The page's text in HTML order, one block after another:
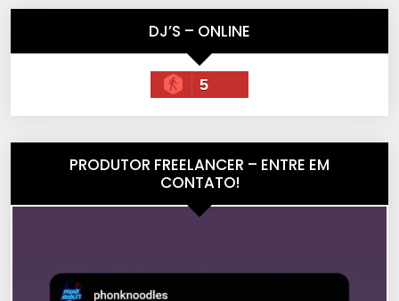
DJ’S – ONLINE
5
PRODUTOR FREELANCER – ENTRE EM
CONTATO!